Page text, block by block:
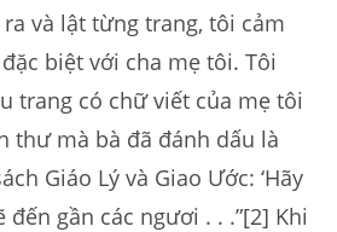
và lật từng trang, tôi cảm
biệt với cha mẹ tôi. Tôi
trang có chữ viết của mẹ tôi
thư mà bà đã đánh dấu là
Giáo Lý và Giao Ước: ‘Hãy
đến gần các ngươi . . .”[2] Khi